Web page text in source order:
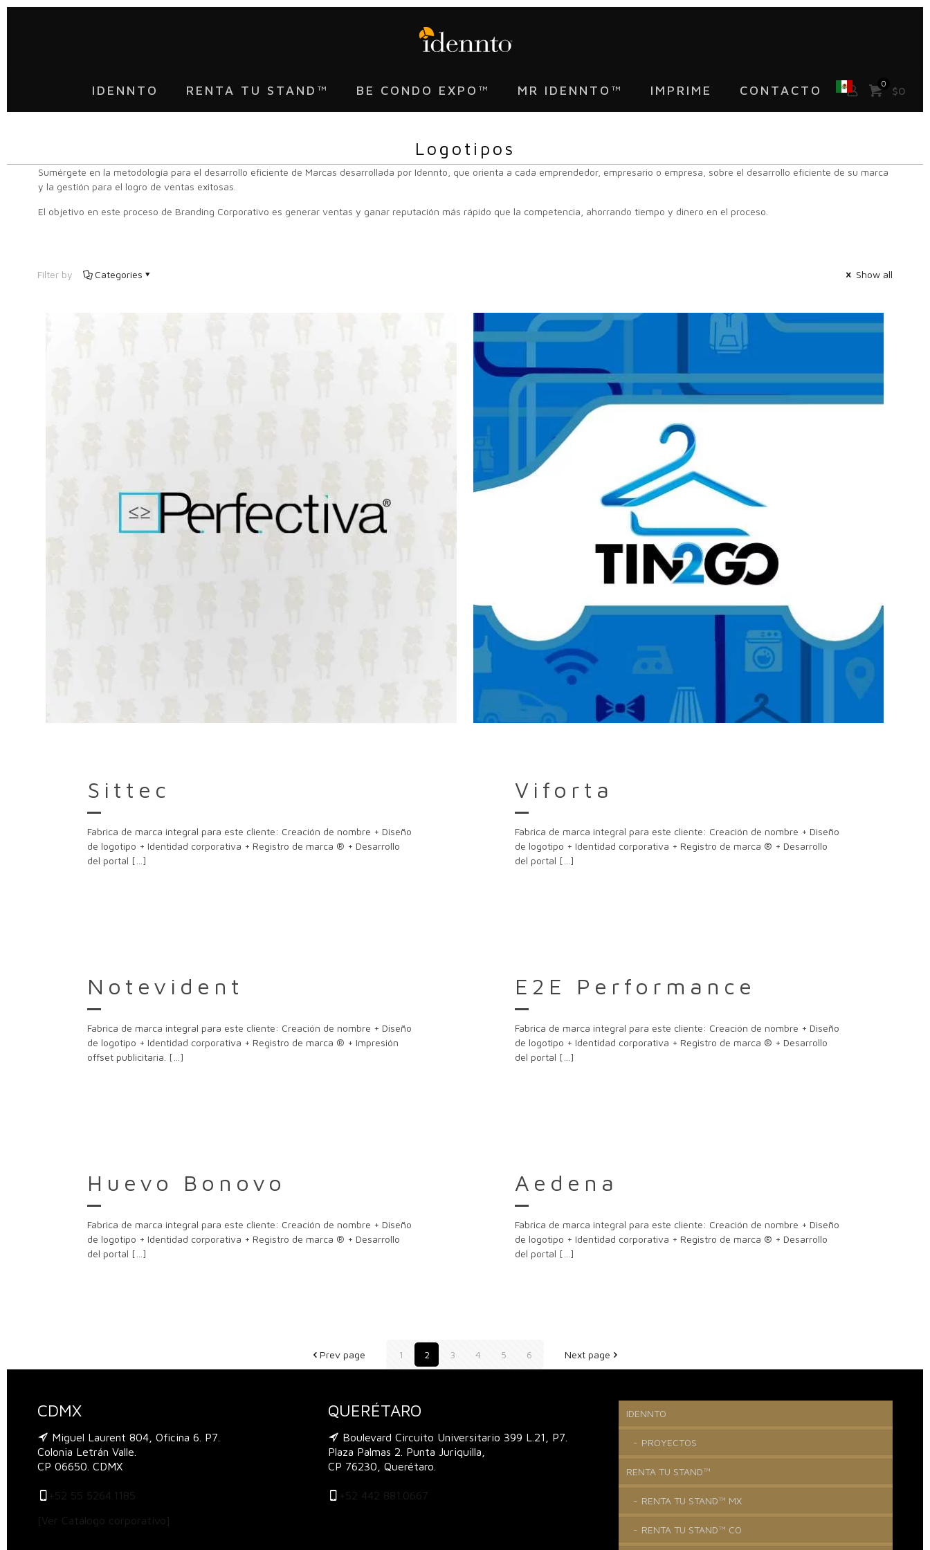
IDENNTO RENTA TU STAND™ BE CONDO EXPO™ MR IDENNTO™ IMPRIME CONTACTO 0
$0
Logotipos
Sumérgete en la metodología para el desarrollo eficiente de Marcas desarrollada por Idennto, que orienta a cada emprendedor, empresario o empresa, sobre el desarrollo eficiente de su marca
y la gestión para el logro de ventas exitosas.
El objetivo en este proceso de Branding Corporativo es generar ventas y ganar reputación más rápido que la competencia, ahorrando tiempo y dinero en el proceso.
Filter by Categories Show all
Perfectiva Tintogo App
Sittec
Fabrica de marca integral para este cliente: Creación de nombre + Diseño
de logotipo + Identidad corporativa + Registro de marca ® + Desarrollo
del portal […]
Viforta
Fabrica de marca integral para este cliente: Creación de nombre + Diseño
de logotipo + Identidad corporativa + Registro de marca ® + Desarrollo
del portal […]
Notevident
Fabrica de marca integral para este cliente: Creación de nombre + Diseño
de logotipo + Identidad corporativa + Registro de marca ® + Impresión
offset publicitaria. […]
E2E Performance
Fabrica de marca integral para este cliente: Creación de nombre + Diseño
de logotipo + Identidad corporativa + Registro de marca ® + Desarrollo
del portal […]
Huevo Bonovo
Fabrica de marca integral para este cliente: Creación de nombre + Diseño
de logotipo + Identidad corporativa + Registro de marca ® + Desarrollo
del portal […]
Aedena
Fabrica de marca integral para este cliente: Creación de nombre + Diseño
de logotipo + Identidad corporativa + Registro de marca ® + Desarrollo
del portal […]
Prev page 1 2 3 4 5 6 Next page
CDMX
Miguel Laurent 804, Oficina 6. P7.
Colonia Letrán Valle.
CP 06650. CDMX
+52 55 5264.1185
[Ver Catálogo corporativo]
QUERÉTARO
Boulevard Circuito Universitario 399 L.21, P7.
Plaza Palmas 2. Punta Juriquilla,
CP 76230, Querétaro.
+52 442 881.0667
IDENNTO
PROYECTOS
RENTA TU STAND™
RENTA TU STAND™ MX
RENTA TU STAND™ CO